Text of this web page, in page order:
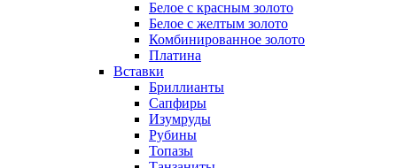
Белое с красным золото
Белое с желтым золото
Комбинированное золото
Платина
Вставки
Бриллианты
Сапфиры
Изумруды
Рубины
Топазы